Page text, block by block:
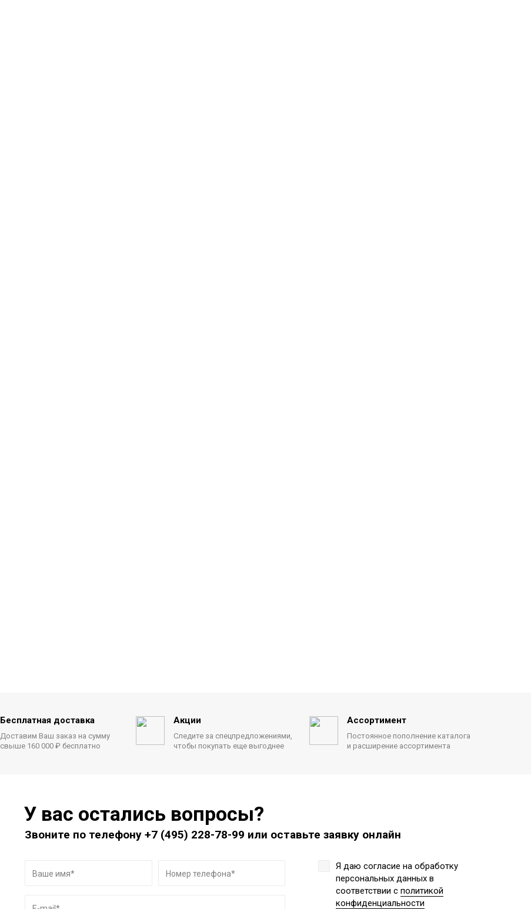
Бесплатная доставка
Доставим Ваш заказ на сумму
свыше 160 000 ₽ бесплатно
Акции
Следите за спецпредложениями,
чтобы покупать еще выгоднее
Ассортимент
Постоянное пополнение каталога
и расширение ассортимента
У вас остались вопросы?
Звоните по телефону+7 (495) 228-78-99 или оставьте заявку онлайн
Я даю согласие на обработку
персональных данных в
соответствии с политикой
конфиденциальности